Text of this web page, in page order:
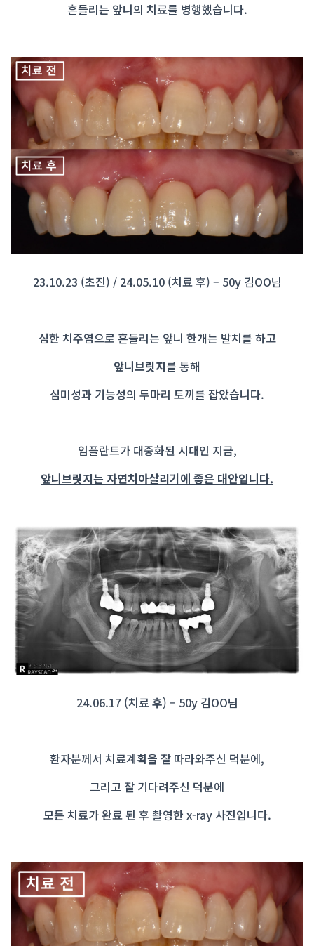
흔들리는 앞니의 치료를 병행했습니다.
23.10.23 (초진) / 24.05.10 (치료 후) – 50y 김OO님
심한 치주염으로 흔들리는 앞니 한개는 발치를 하고
앞니브릿지를 통해
심미성과 기능성의 두마리 토끼를 잡았습니다.
임플란트가 대중화된 시대인 지금,
앞니브릿지는 자연치아살리기에 좋은 대안입니다.
24.06.17 (치료 후) – 50y 김OO님
환자분께서 치료계획을 잘 따라와주신 덕분에,
그리고 잘 기다려주신 덕분에
모든 치료가 완료 된 후 촬영한 x-ray 사진입니다.